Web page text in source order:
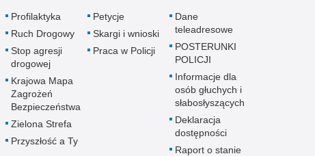
Profilaktyka
Ruch Drogowy
Stop agresji
drogowej
Krajowa Mapa
Zagrożeń
Bezpieczeństwa
Zielona Strefa
Przyszłość a Ty
Petycje
Skargi i wnioski
Praca w Policji
Dane
teleadresowe
POSTERUNKI
POLICJI
Informacje dla
osób głuchych i
słabosłyszących
Deklaracja
dostępności
Raport o stanie